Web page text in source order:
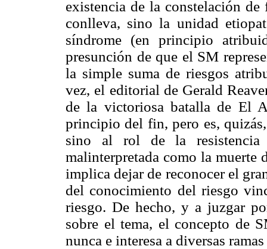
existencia de la constelación
conlleva, sino la unidad
síndrome (en principio
presunción de que el SM
la simple suma de riesgos
vez, el editorial de Gerald
de la victoriosa batalla de El
principio del fin, pero es,
sino al rol de la
malinterpretada como la muerte
implica dejar de reconocer el
del conocimiento del riesgo
riesgo. De hecho, y a juzgar
sobre el tema, el concepto de
nunca e interesa a diversas